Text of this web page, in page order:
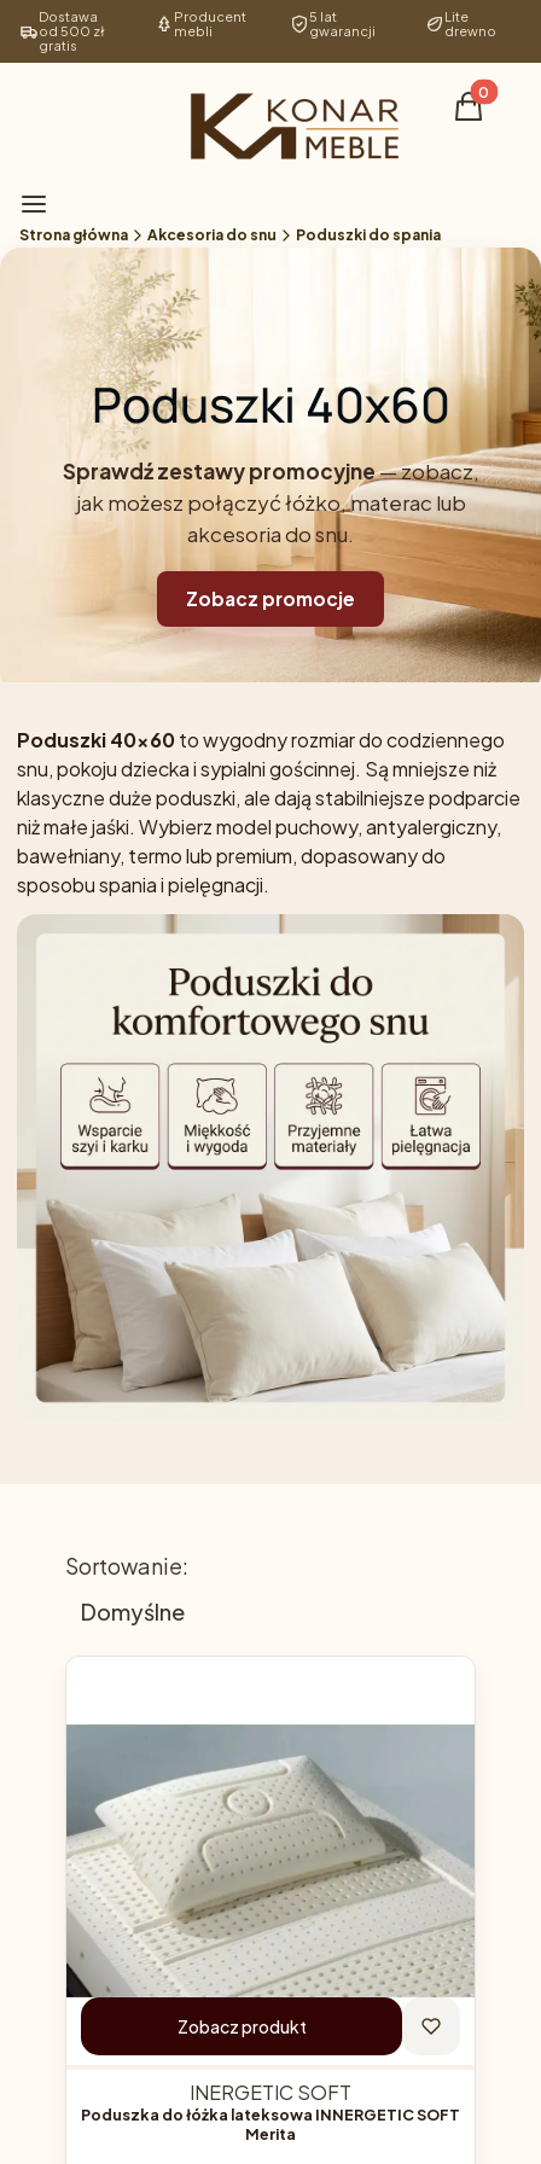
Dostawa
od 500 zł
gratis
Producent
mebli
5 lat
gwarancji
Lite
drewno
Produkty
Koszyk
Menu
Strona główna Akcesoria do snu Poduszki do spania
Poduszki 40x60
Sprawdź zestawy promocyjne— zobacz,
jak możesz połączyć łóżko, materac lub
akcesoria do snu.
Zobacz promocje
Poduszki 40x60to wygodny rozmiar do codziennego
snu, pokoju dziecka i sypialni gościnnej. Są mniejsze niż
klasyczne duże poduszki, ale dają stabilniejsze podparcie
niż małe jaśki. Wybierz model puchowy, antyalergiczny,
bawełniany, termo lub premium, dopasowany do
sposobu spania i pielęgnacji.
Lista produktów
Sortowanie:
Domyślne
Zobacz produkt
INERGETIC SOFT
Poduszka do łóżka lateksowa INNERGETIC SOFT
Merita